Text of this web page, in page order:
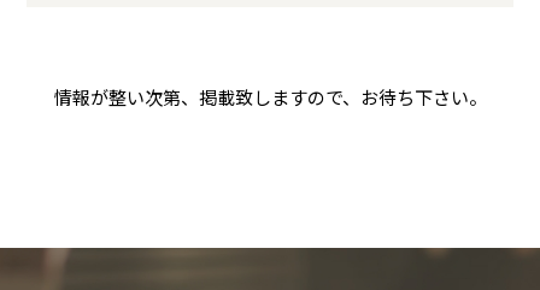
情報が整い次第、掲載致しますので、お待ち下さい。